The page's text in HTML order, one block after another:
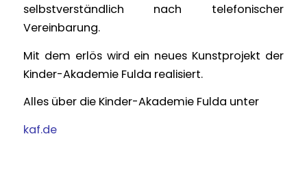
selbstverständlich nach telefonischer
Vereinbarung.
Mit dem erlös wird ein neues Kunstprojekt der
Kinder-Akademie Fulda realisiert.
Alles über die Kinder-Akademie Fulda unter
kaf.de